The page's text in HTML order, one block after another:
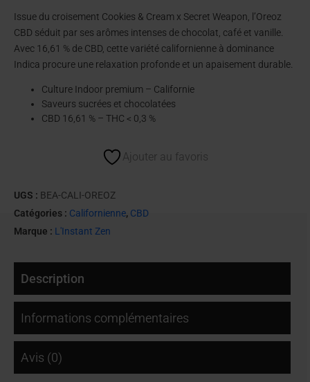
Issue du croisement Cookies & Cream x Secret Weapon, l’Oreoz
CBD séduit par ses arômes intenses de chocolat, café et vanille.
Avec 16,61 % de CBD, cette variété californienne à dominance
Indica procure une relaxation profonde et un apaisement durable.
Culture Indoor premium – Californie
Saveurs sucrées et chocolatées
CBD 16,61 % – THC < 0,3 %
Ajouter au favoris
UGS : BEA-CALI-OREOZ
Catégories : Californienne, CBD
Marque : L'Instant Zen
Description
Informations complémentaires
Avis (0)